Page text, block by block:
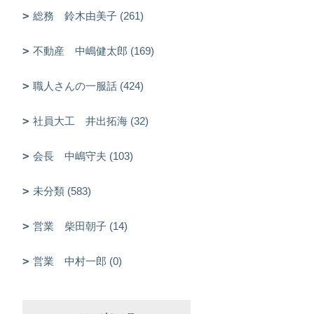
総務 鈴木由美子 (261)
不動産 中嶋健太郎 (169)
職人さんの一服話 (424)
社員大工 井出拓海 (32)
会長 中嶋守夫 (103)
未分類 (583)
営業 柴田朝子 (14)
営業 中村一郎 (0)